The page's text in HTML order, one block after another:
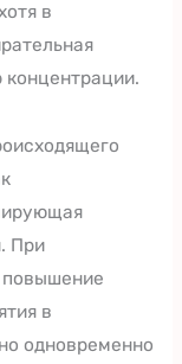
в
концентрации.
При
повышение
в
одновременно